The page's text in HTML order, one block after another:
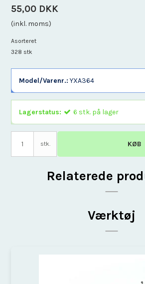
55,00 DKK
(inkl. moms)
Asorteret
328 stk
Model/Varenr.: YXA364
Lagerstatus: 6 stk. på lager
stk. KØB
Relaterede
Værktøj